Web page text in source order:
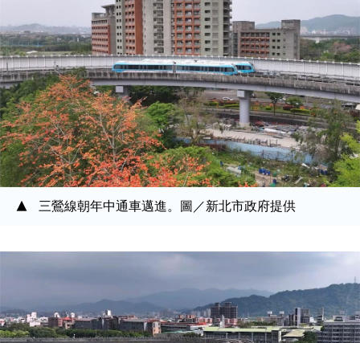
三鶯線朝年中通車邁進。圖／新北市政府提供